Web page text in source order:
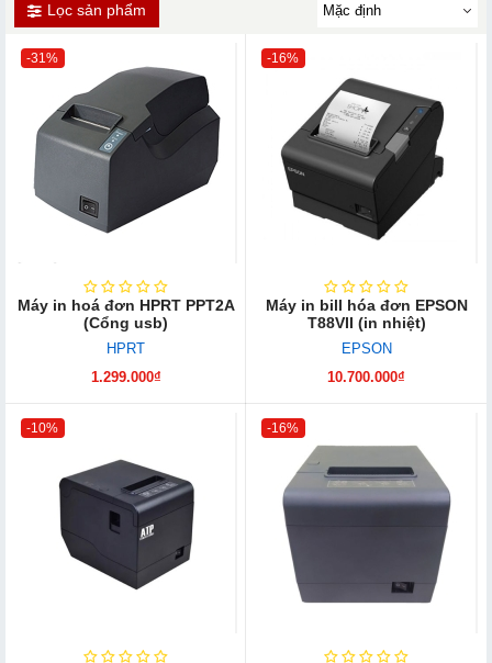
Lọc sản phẩm
-31%
Máy in hoá đơn HPRT PPT2A
(Cổng usb)
HPRT
1.299.000₫
-16%
Máy in bill hóa đơn EPSON
T88VII (in nhiệt)
EPSON
10.700.000₫
-10% -16%